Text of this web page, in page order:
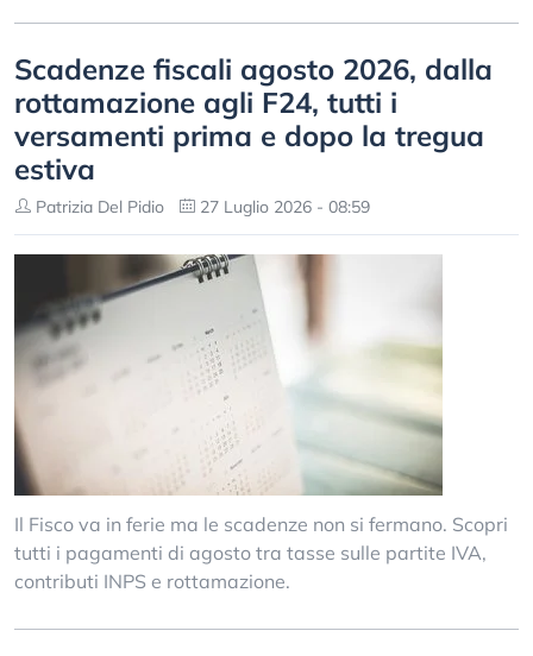
Scadenze fiscali agosto 2026, dalla
rottamazione agli F24, tutti i
versamenti prima e dopo la tregua
estiva
Patrizia Del Pidio 27 Luglio 2026 - 08:59
Il Fisco va in ferie ma le scadenze non si fermano. Scopri
tutti i pagamenti di agosto tra tasse sulle partite IVA,
contributi INPS e rottamazione.